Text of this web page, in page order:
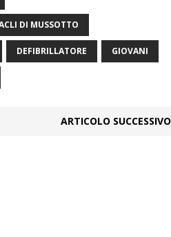
DI MUSSOTTO
DEFIBRILLATORE GIOVANI
ARTICOLO SUCCESSIVO